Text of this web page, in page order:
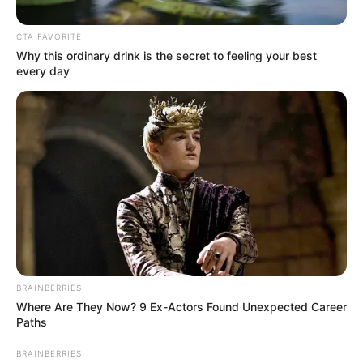
Captura de pantalla de @RadioUnoBogota
El cantante Jesu Romero fue sorprendido por un
asistente en plena presentación
Por:Dayan Herrera
Julio 9, 2024
CTA FAVORITE
Why this ordinary drink is the secret to feeling your best
every day
BRAINBERRIES
Where Are They Now? 9 Ex-Actors Found Unexpected Career
Paths
BRAINBERRIES